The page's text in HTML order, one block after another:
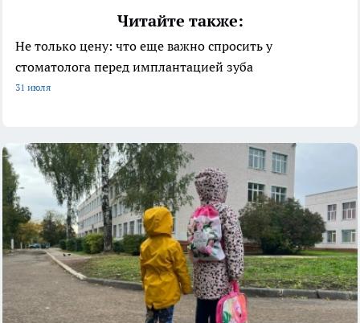
Читайте также:
Не только цену: что еще важно спросить у
стоматолога перед имплантацией зуба
31 июля